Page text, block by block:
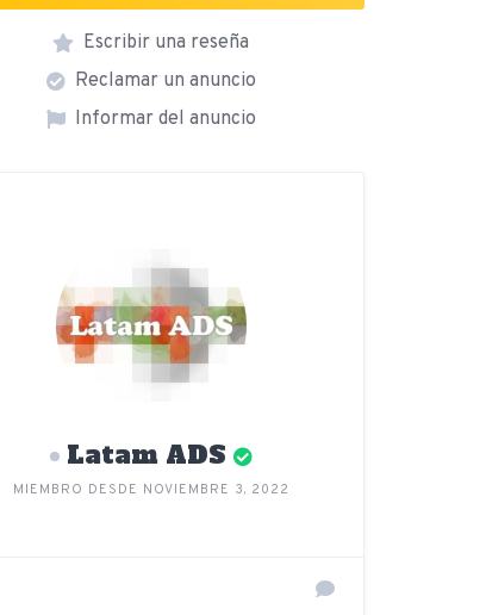
Escribir una reseña
Reclamar un anuncio
Informar del anuncio
Latam ADS
MIEMBRO DESDE NOVIEMBRE 3, 2022